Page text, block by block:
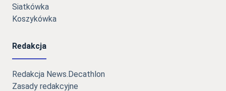
Siatkówka
Koszykówka
Redakcja
Redakcja News.Decathlon
Zasady redakcyjne